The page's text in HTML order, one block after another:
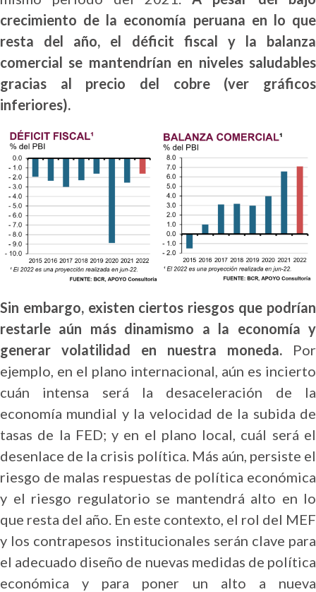
crecimiento de la economía peruana en lo que
resta del año, el déficit fiscal y la balanza
comercial se mantendrían en niveles saludables
gracias al precio del cobre (ver gráficos
inferiores).
Sin embargo, existen ciertos riesgos que podrían
restarle aún más dinamismo a la economía y
generar volatilidad en nuestra moneda. Por
ejemplo, en el plano internacional, aún es incierto
cuán intensa será la desaceleración de la
economía mundial y la velocidad de la subida de
tasas de la FED; y en el plano local, cuál será el
desenlace de la crisis política. Más aún, persiste el
riesgo de malas respuestas de política económica
y el riesgo regulatorio se mantendrá alto en lo
que resta del año. En este contexto, el rol del MEF
y los contrapesos institucionales serán clave para
el adecuado diseño de nuevas medidas de política
económica y para poner un alto a nueva